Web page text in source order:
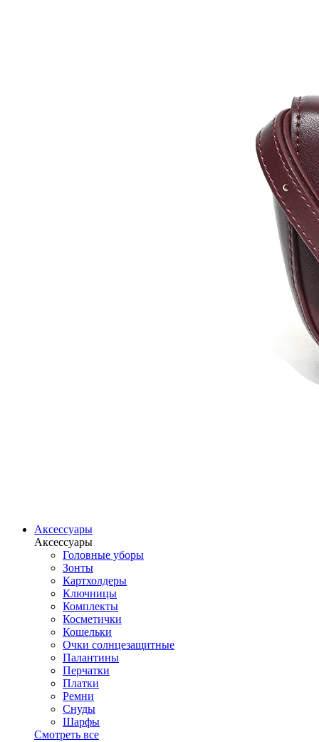
Аксессуары
Аксессуары
Головные уборы
Зонты
Картхолдеры
Ключницы
Комплекты
Косметички
Кошельки
Очки солнцезащитные
Палантины
Перчатки
Платки
Ремни
Снуды
Шарфы
Смотреть все